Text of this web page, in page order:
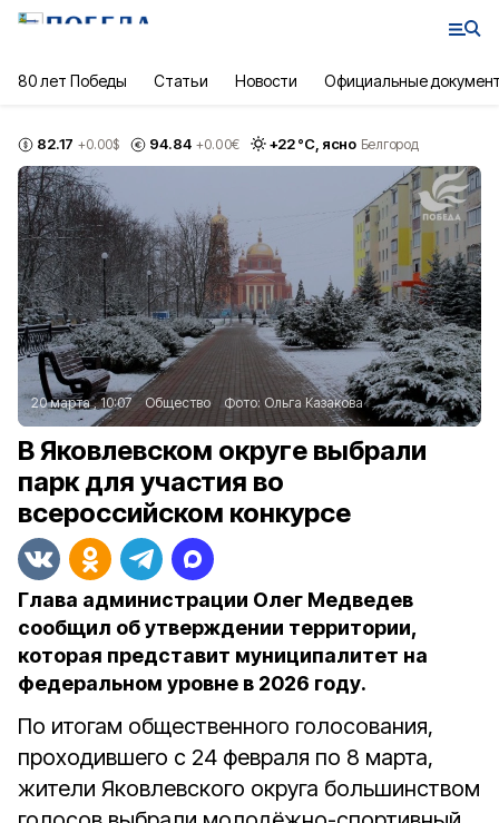
80 лет Победы Статьи Новости Официальные
82.17 +0.00$ 94.84 +0.00€ +22°С, ясно Белгород
20 марта , 10:07 Общество Фото: Ольга Казакова
В Яковлевском округе выбрали
парк для участия во
всероссийском конкурсе
Глава администрации Олег Медведев
сообщил об утверждении территории,
которая представит муниципалитет на
федеральном уровне в 2026 году.
По итогам общественного голосования,
проходившего с 24 февраля по 8 марта,
жители Яковлевского округа большинством